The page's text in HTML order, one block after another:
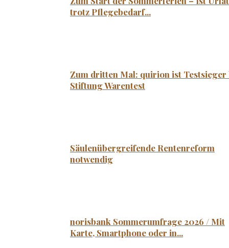
trotz Pflegebedarf...
Zum dritten Mal: quirion ist Testsieger
Stiftung Warentest
Säulenübergreifende Rentenreform
notwendig
norisbank Sommerumfrage 2026 / Mit
Karte, Smartphone oder in...